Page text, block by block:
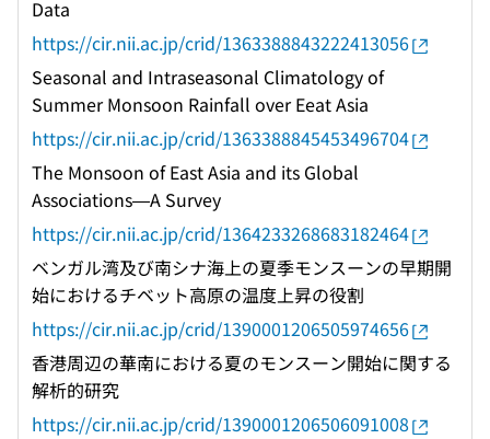
Data
https://cir.nii.ac.jp/crid/1363388843222413056
Seasonal and Intraseasonal Climatology of
Summer Monsoon Rainfall over Eeat Asia
https://cir.nii.ac.jp/crid/1363388845453496704
The Monsoon of East Asia and its Global
Associations—A Survey
https://cir.nii.ac.jp/crid/1364233268683182464
ベンガル湾及び南シナ海上の夏季モンスーンの早期開
始におけるチベット高原の温度上昇の役割
https://cir.nii.ac.jp/crid/1390001206505974656
香港周辺の華南における夏のモンスーン開始に関する
解析的研究
https://cir.nii.ac.jp/crid/1390001206506091008